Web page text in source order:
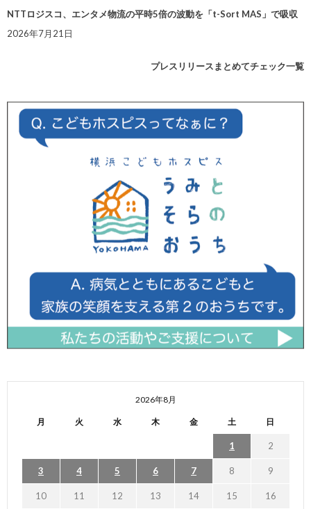
NTTロジスコ、エンタメ物流の平時5倍の波動を「t-Sort MAS」で吸収
2026年7月21日
プレスリリースまとめてチェック一覧
2026年8月
月 火 水 木 金 土 日
1 2
3 4 5 6 7 8 9
10 11 12 13 14 15 16